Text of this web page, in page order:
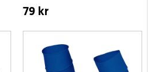
79 kr